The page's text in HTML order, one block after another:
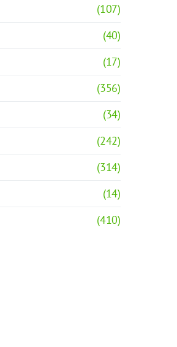
(107)
(40)
(17)
(356)
(34)
(242)
(314)
(14)
(410)